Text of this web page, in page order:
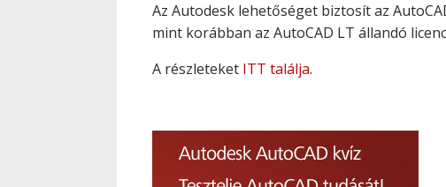
Az Autodesk lehetőséget biztosít az
mint korábban az AutoCAD LT állandó
A részleteket ITT találja.